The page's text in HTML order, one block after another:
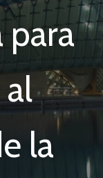
para
la